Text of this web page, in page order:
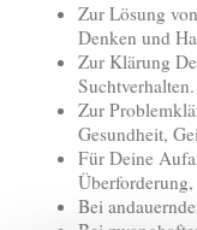
Zur Lösung
Denken und
Zur Klärung
Suchtverhalten.
Zur
Gesundheit,
Für Deine
Bei